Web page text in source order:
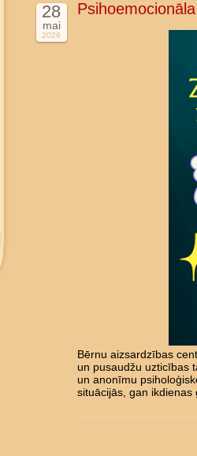
28
mai
2026
Bērnu aizsardzības
un pusaudžu uzticības
un anonīmu
situācijās, gan ikdienas